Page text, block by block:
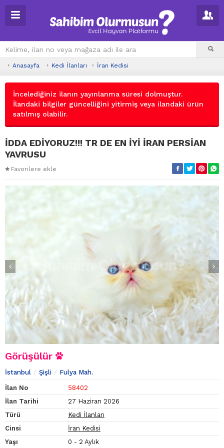
Anasayfa Kedi İlanları İran Kedisi
İncelediğiniz ilanın yayınlanma süresi dolmuştur.
İlandaki bilgiler güncelliğini yitirmiş veya ilandaki ürün
satılmış olabilir.
İDDA EDİYORUZ!!! TR DE EN İYİ İRAN PERSİAN
YAVRUSU
Favorilere ekle
Görüşülür
İstanbul Şişli Fulya Mah.
İlan No
58402
İlan Tarihi
27 Haziran 2026
Türü
Kedi İlanları
Cinsi
İran Kedisi
Yaşı
0 - 2 Aylık